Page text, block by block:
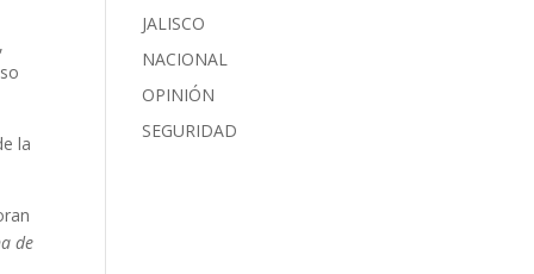
la
de
JALISCO
NACIONAL
OPINIÓN
SEGURIDAD